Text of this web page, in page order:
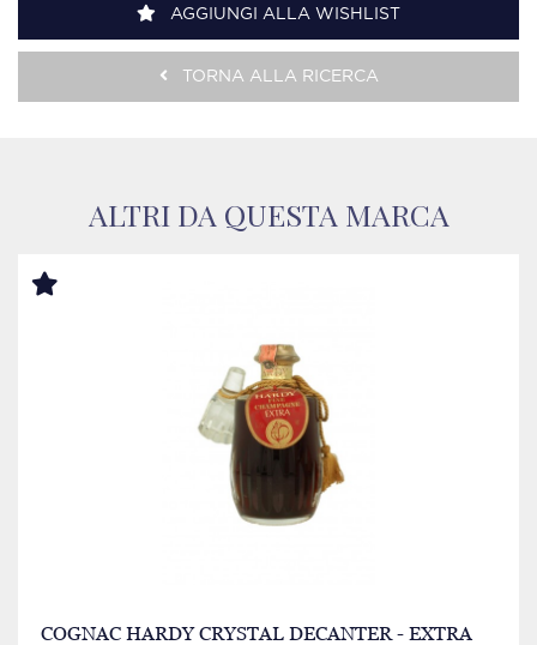
AGGIUNGI ALLA WISHLIST
TORNA ALLA RICERCA
ALTRI DA QUESTA MARCA
COGNAC HARDY CRYSTAL DECANTER - EXTRA